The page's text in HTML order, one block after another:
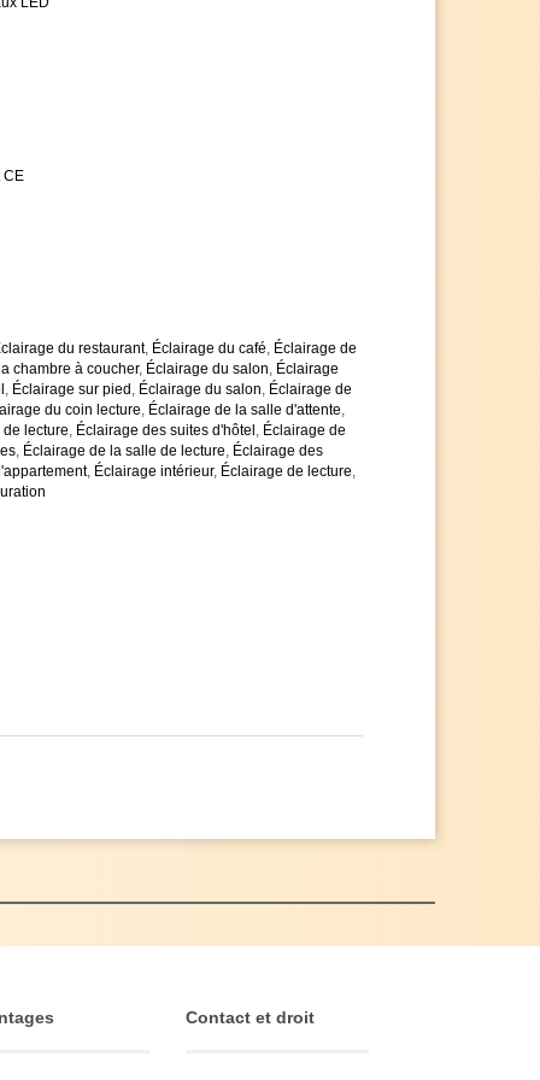
douille E14
puissance maximale de 40 watts
chez nous
LED innovante
énergétiques très élevés
extrêmement longue et sont de haute qualité
d'atteindre la classe d'efficacité énergétique A
pas à nous contacter
de quantité en cas de nombre d'articles plus
avec impatience
CE
du restaurant, Éclairage du café, Éclairage de
chambre à coucher, Éclairage du salon, Éclairage
, Éclairage sur pied , Éclairage du salon, Éclairage de
du coin lecture, Éclairage de la salle d'attente,
lecture, Éclairage des suites d'hôtel , Éclairage de
, Éclairage de la salle de lecture, Éclairage des
, Éclairage intérieur, Éclairage de lecture,
Contact et droit